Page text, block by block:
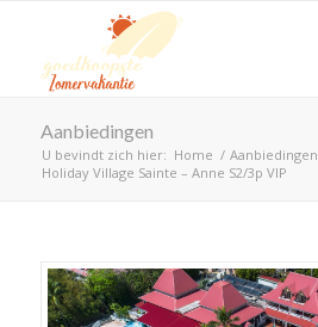
Aanbiedingen
U bevindt zich hier: Home / Aanbiedingen
Holiday Village Sainte – Anne S2/3p VIP